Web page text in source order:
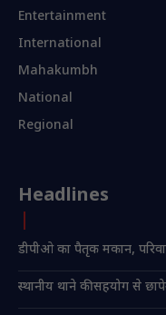
Entertainment
International
Mahakumbh
National
Regional
Headlines
डीपीओ का पैतृक मकान,
स्थानीय थाने की सहयोग से